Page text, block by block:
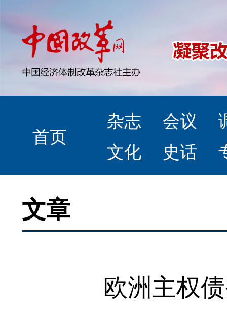
首页
杂志 会议
文化
史话
文章
欧洲主权